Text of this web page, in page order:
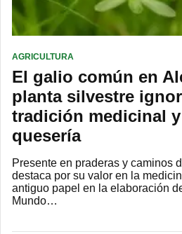
AGRICULTURA
El galio común en
planta silvestre
tradición medicinal
quesería
Presente en praderas y caminos
destaca por su valor en la
antiguo papel en la elaboración
Mundo…